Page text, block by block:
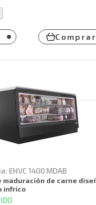
Comprar
EHVC 1400 MDAB
infrico